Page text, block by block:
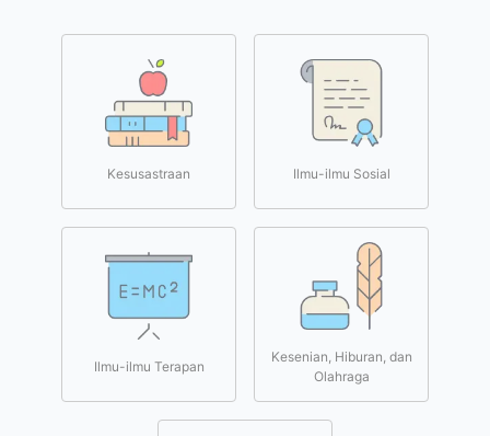
Kesusastraan Ilmu-ilmu Sosial
Ilmu-ilmu Terapan
Kesenian, Hiburan, dan
Olahraga